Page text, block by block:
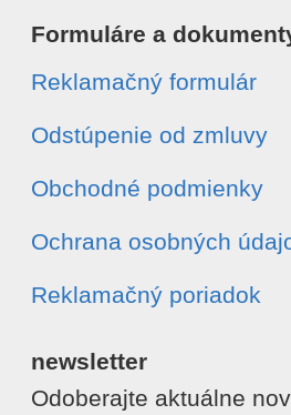
Formuláre a
Reklamačný formulár
Odstúpenie od zmluvy
Obchodné podmienky
Ochrana osobných
Reklamačný poriadok
newsletter
Odoberajte aktuálne